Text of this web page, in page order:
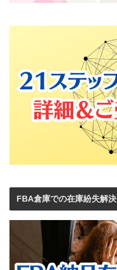
FBA倉庫での在庫紛失解決